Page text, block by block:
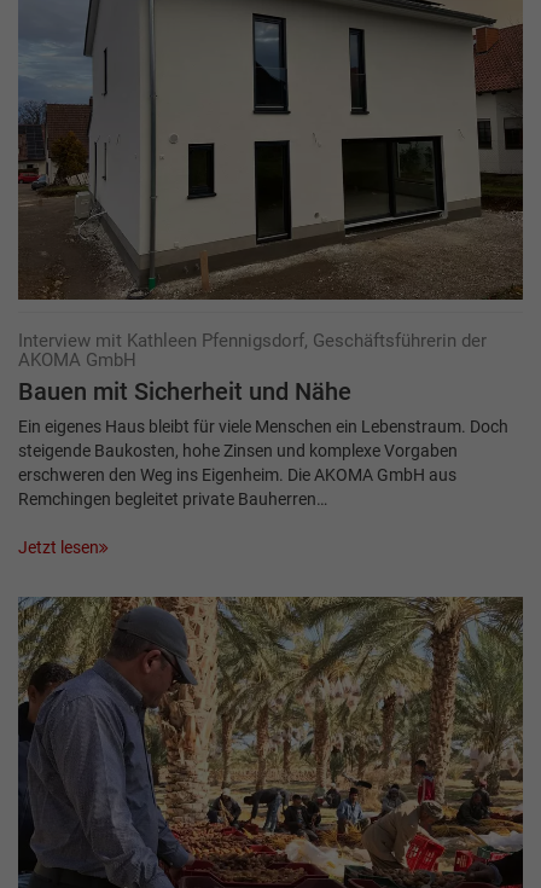
Interview mit Kathleen Pfennigsdorf, Geschäftsführerin der
AKOMA GmbH
Bauen mit Sicherheit und Nähe
Ein eigenes Haus bleibt für viele Menschen ein Lebenstraum. Doch
steigende Baukosten, hohe Zinsen und komplexe Vorgaben
erschweren den Weg ins Eigenheim. Die AKOMA GmbH aus
Remchingen begleitet private Bauherren…
Jetzt lesen